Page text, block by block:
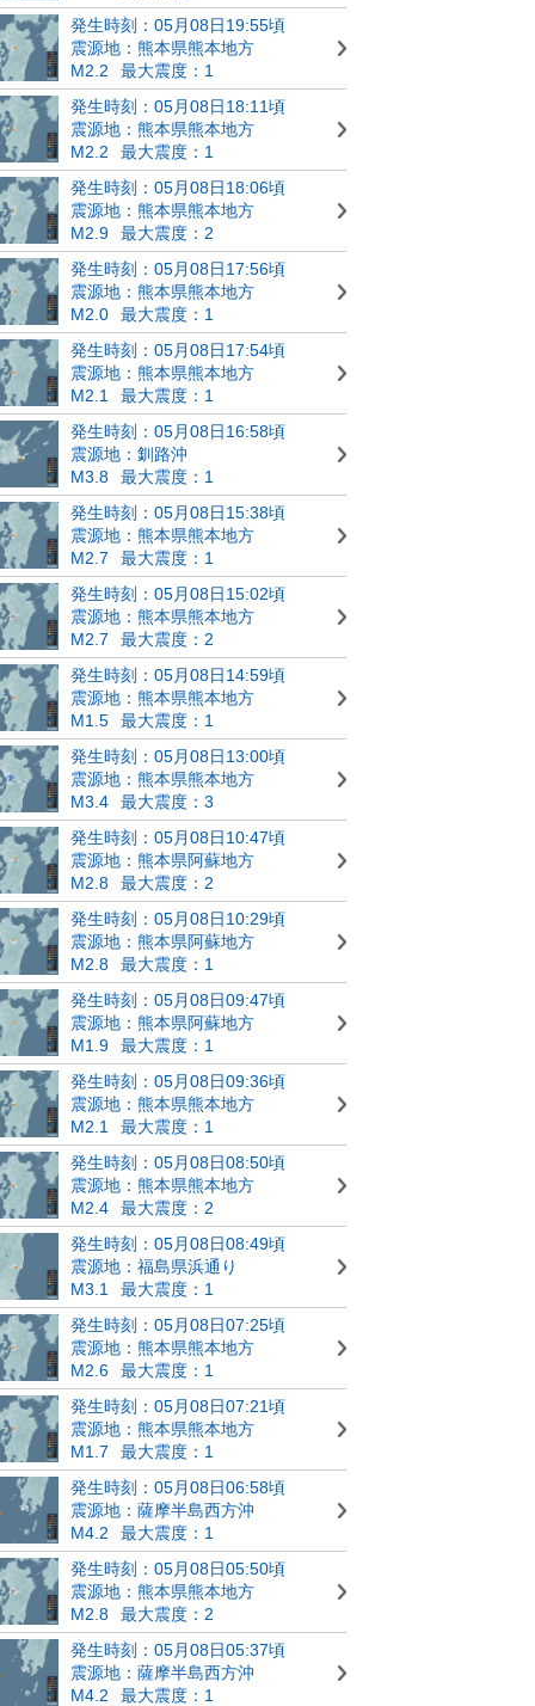
発生時刻：05月08日19:55頃
震源地：熊本県熊本地方
M2.2
最大震度：1
発生時刻：05月08日18:11頃
震源地：熊本県熊本地方
M2.2
最大震度：1
発生時刻：05月08日18:06頃
震源地：熊本県熊本地方
M2.9
最大震度：2
発生時刻：05月08日17:56頃
震源地：熊本県熊本地方
M2.0
最大震度：1
発生時刻：05月08日17:54頃
震源地：熊本県熊本地方
M2.1
最大震度：1
発生時刻：05月08日16:58頃
震源地：釧路沖
M3.8
最大震度：1
発生時刻：05月08日15:38頃
震源地：熊本県熊本地方
M2.7
最大震度：1
発生時刻：05月08日15:02頃
震源地：熊本県熊本地方
M2.7
最大震度：2
発生時刻：05月08日14:59頃
震源地：熊本県熊本地方
M1.5
最大震度：1
発生時刻：05月08日13:00頃
震源地：熊本県熊本地方
M3.4
最大震度：3
発生時刻：05月08日10:47頃
震源地：熊本県阿蘇地方
M2.8
最大震度：2
発生時刻：05月08日10:29頃
震源地：熊本県阿蘇地方
M2.8
最大震度：1
発生時刻：05月08日09:47頃
震源地：熊本県阿蘇地方
M1.9
最大震度：1
発生時刻：05月08日09:36頃
震源地：熊本県熊本地方
M2.1
最大震度：1
発生時刻：05月08日08:50頃
震源地：熊本県熊本地方
M2.4
最大震度：2
発生時刻：05月08日08:49頃
震源地：福島県浜通り
M3.1
最大震度：1
発生時刻：05月08日07:25頃
震源地：熊本県熊本地方
M2.6
最大震度：1
発生時刻：05月08日07:21頃
震源地：熊本県熊本地方
M1.7
最大震度：1
発生時刻：05月08日06:58頃
震源地：薩摩半島西方沖
M4.2
最大震度：1
発生時刻：05月08日05:50頃
震源地：熊本県熊本地方
M2.8
最大震度：2
発生時刻：05月08日05:37頃
震源地：薩摩半島西方沖
M4.2
最大震度：1